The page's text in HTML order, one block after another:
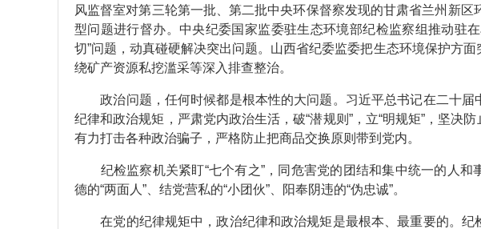
风监督室对第三轮第一批、第二批中央环保督察发现的甘肃省兰州新
型问题进行督办。中央纪委国家监委驻生态环境部纪检监察组推动驻
切”问题，动真碰硬解决突出问题。山西省纪委监委把生态环境保护方
绕矿产资源私挖滥采等深入排查整治。
政治问题，任何时候都是根本性的大问题。习近平总书记在二十届
纪律和政治规矩，严肃党内政治生活，破“潜规则”，立“明规矩”，坚决防
有力打击各种政治骗子，严格防止把商品交换原则带到党内。
纪检监察机关紧盯“七个有之”，同危害党的团结和集中统一的人和
德的“两面人”、结党营私的“小团伙”、阳奉阴违的“伪忠诚”。
在党的纪律规矩中，政治纪律和政治规矩是最根本、最重要的。纪